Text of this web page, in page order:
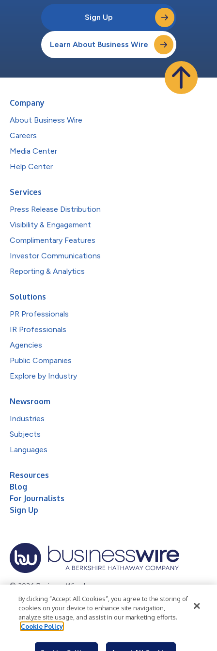
Sign Up
Learn About Business Wire
Company
About Business Wire
Careers
Media Center
Help Center
Services
Press Release Distribution
Visibility & Engagement
Complimentary Features
Investor Communications
Reporting & Analytics
Solutions
PR Professionals
IR Professionals
Agencies
Public Companies
Explore by Industry
Newsroom
Industries
Subjects
Languages
Resources
Blog
For Journalists
Sign Up
© 2026 Business Wire, Inc.
Privacy Policy Cookie Policy
Accessibility Statement
Terms of Use
Legal
By clicking “Accept All Cookies”, you agree to the storing of
cookies on your device to enhance site navigation,
analyze site usage, and assist in our marketing efforts.
Cookie Policy